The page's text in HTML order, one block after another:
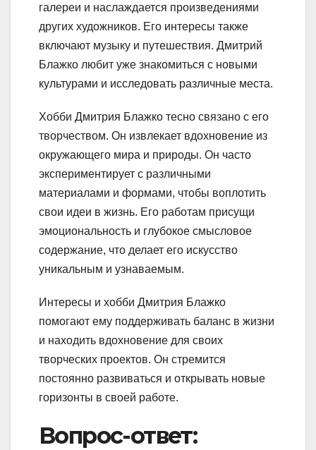
галереи и наслаждается произведениями
других художников. Его интересы также
включают музыку и путешествия. Дмитрий
Блажко любит уже знакомиться с новыми
культурами и исследовать различные места.
Хобби Дмитрия Блажко тесно связано с его
творчеством. Он извлекает вдохновение из
окружающего мира и природы. Он часто
экспериментирует с различными
материалами и формами, чтобы воплотить
свои идеи в жизнь. Его работам присущи
эмоциональность и глубокое смысловое
содержание, что делает его искусство
уникальным и узнаваемым.
Интересы и хобби Дмитрия Блажко
помогают ему поддерживать баланс в жизни
и находить вдохновение для своих
творческих проектов. Он стремится
постоянно развиваться и открывать новые
горизонты в своей работе.
Вопрос-ответ: